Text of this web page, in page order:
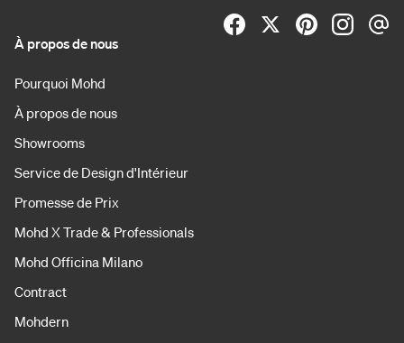
À propos de nous
Pourquoi Mohd
À propos de nous
Showrooms
Service de Design d'Intérieur
Promesse de Prix
Mohd X Trade & Professionals
Mohd Officina Milano
Contract
Mohdern